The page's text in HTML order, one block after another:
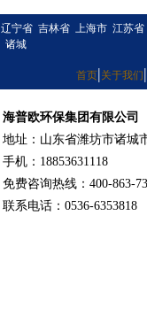
辽宁省 吉林省 上海市 江苏省
诸城
首页|关于我们|
海普欧环保集团有限公司
地址：山东省潍坊市诸城
手机：18853631118
免费咨询热线：400-863-
联系电话：0536-6353818